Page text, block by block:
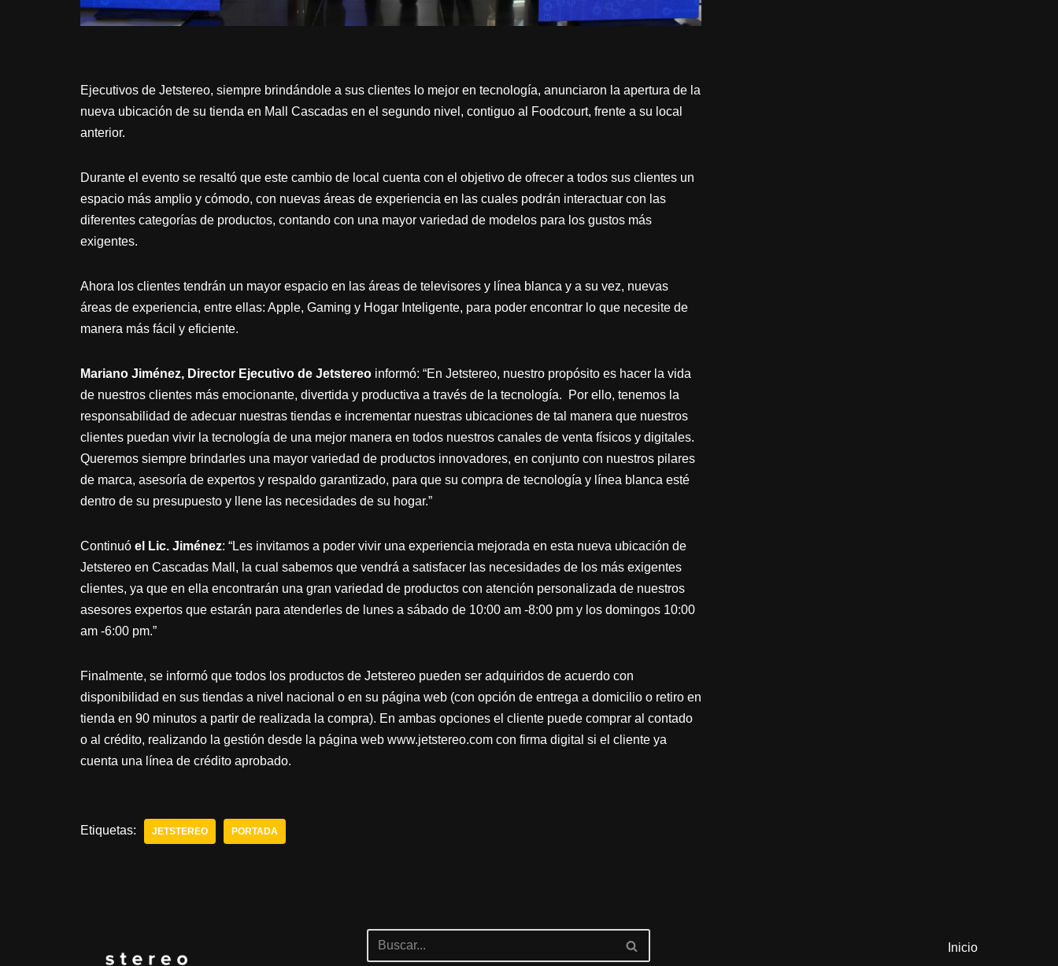
Ejecutivos de Jetstereo, siempre brindándole a sus clientes lo mejor en tecnología, anunciaron la apertura de la
nueva ubicación de su tienda en Mall Cascadas en el segundo nivel, contiguo al Foodcourt, frente a su local
anterior.
Durante el evento se resaltó que este cambio de local cuenta con el objetivo de ofrecer a todos sus clientes un
espacio más amplio y cómodo, con nuevas áreas de experiencia en las cuales podrán interactuar con las
diferentes categorías de productos, contando con una mayor variedad de modelos para los gustos más
exigentes.
Ahora los clientes tendrán un mayor espacio en las áreas de televisores y línea blanca y a su vez, nuevas
áreas de experiencia, entre ellas: Apple, Gaming y Hogar Inteligente, para poder encontrar lo que necesite de
manera más fácil y eficiente.
Mariano Jiménez, Director Ejecutivo de Jetstereo informó: “En Jetstereo, nuestro propósito es hacer la vida
de nuestros clientes más emocionante, divertida y productiva a través de la tecnología. Por ello, tenemos la
responsabilidad de adecuar nuestras tiendas e incrementar nuestras ubicaciones de tal manera que nuestros
clientes puedan vivir la tecnología de una mejor manera en todos nuestros canales de venta físicos y digitales.
Queremos siempre brindarles una mayor variedad de productos innovadores, en conjunto con nuestros pilares
de marca, asesoría de expertos y respaldo garantizado, para que su compra de tecnología y línea blanca esté
dentro de su presupuesto y llene las necesidades de su hogar.”
Continuó el Lic. Jiménez: “Les invitamos a poder vivir una experiencia mejorada en esta nueva ubicación de
Jetstereo en Cascadas Mall, la cual sabemos que vendrá a satisfacer las necesidades de los más exigentes
clientes, ya que en ella encontrarán una gran variedad de productos con atención personalizada de nuestros
asesores expertos que estarán para atenderles de lunes a sábado de 10:00 am -8:00 pm y los domingos 10:00
am -6:00 pm.”
Finalmente, se informó que todos los productos de Jetstereo pueden ser adquiridos de acuerdo con
disponibilidad en sus tiendas a nivel nacional o en su página web (con opción de entrega a domicilio o retiro en
tienda en 90 minutos a partir de realizada la compra). En ambas opciones el cliente puede comprar al contado
o al crédito, realizando la gestión desde la página web www.jetstereo.com con firma digital si el cliente ya
cuenta una línea de crédito aprobado.
Etiquetas: JETSTEREO PORTADA
Inicio